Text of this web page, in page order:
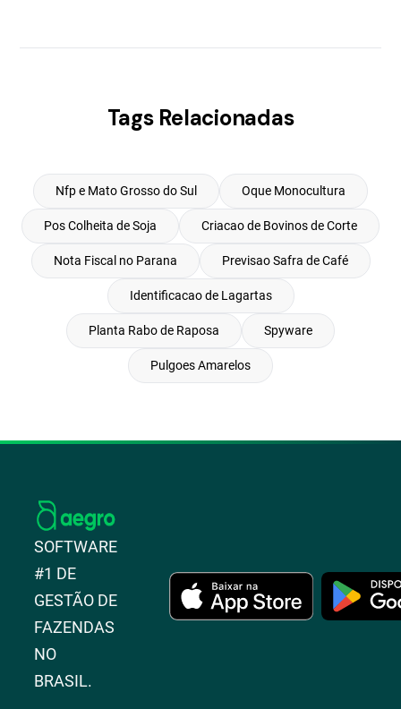
Tags Relacionadas
Nfp e Mato Grosso do Sul Oque Monocultura
Pos Colheita de Soja Criacao de Bovinos de Corte
Nota Fiscal no Parana Previsao Safra de Café
Identificacao de Lagartas
Planta Rabo de Raposa Spyware
Pulgoes Amarelos
SOFTWARE
#1 DE
GESTÃO DE
FAZENDAS
NO
BRASIL.